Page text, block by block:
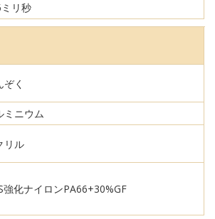
リ秒
ぞく
ミニウム
リル
強化ナイロンPA66+30%GF